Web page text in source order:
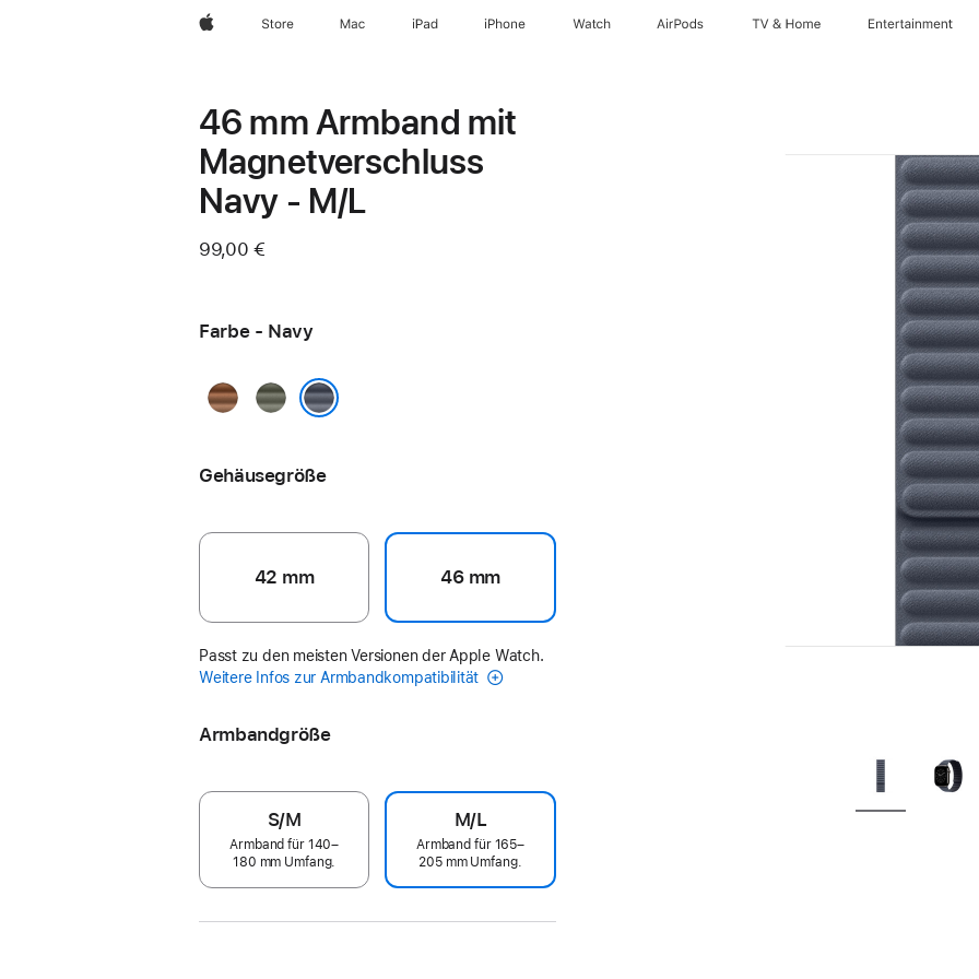
Apple Store Mac iPad iPhone Watch AirPods TV & Home Entertainment
46 mm Armband mit
Magnetverschluss
Navy - M/L
99,00 €
Farbe - Navy
KaramellSilbergrau
Gehäusegröße
42 mm 46 mm
Passt zu den meisten Versionen der Apple Watch.
Weitere Infos zur Armbandkompatibilität
Armbandgröße
S/M
Armband für 140–
180 mm Umfang.
M/L
Armband für 165–
205 mm Umfang.